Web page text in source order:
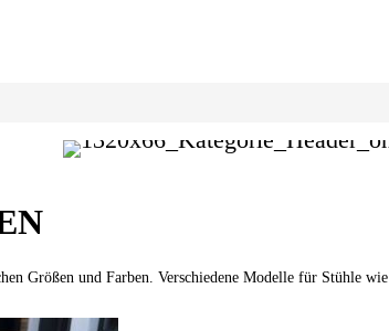
Größen und Farben. Verschiedene Modelle für Stühle wie